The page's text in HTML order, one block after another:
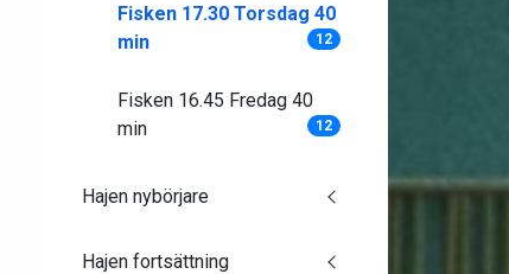
Fisken 17.30 Torsdag 40
min
12
Fisken 16.45 Fredag 40
min
12
Hajen nybörjare
Hajen fortsättning